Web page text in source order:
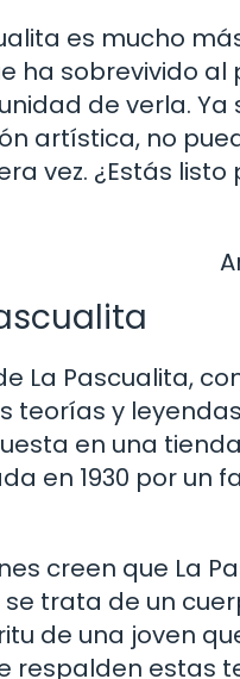
es mucho
ha sobrevivido
de verla.
artística, no
vez. ¿Estás
La Pascualita,
teorías y
en una
en 1930 por
creen que La
se trata de un
de una joven
respalden estas